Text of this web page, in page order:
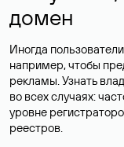
домен
Иногда
например, чтобы
рекламы. Узнать
во всех случаях:
уровне
реестров.